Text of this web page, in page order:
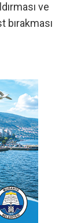
ve
bırakması